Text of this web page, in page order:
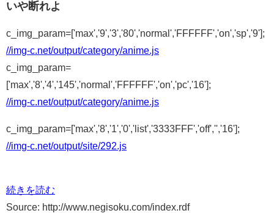
いや断れよ
c_img_param=['max','9','3','80','normal','FFFFFF','on','sp','9'];
//img-c.net/output/category/anime.js
c_img_param=
['max','8','4','145','normal','FFFFFF','on','pc','16'];
//img-c.net/output/category/anime.js
c_img_param=['max','8','1','0','list','3333FFF','off','','16'];
//img-c.net/output/site/292.js
続きを読む
Source: http://www.negisoku.com/index.rdf